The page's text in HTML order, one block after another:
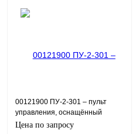
00121900 ПУ-2-301 – пульт
управления, оснащённый
измерителем аналоговых
Цена по запросу